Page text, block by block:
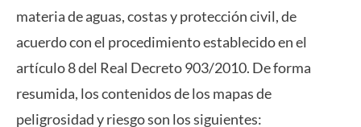
materia de aguas, costas y protección civil, de
acuerdo con el procedimiento establecido en el
artículo 8 del Real Decreto 903/2010. De forma
resumida, los contenidos de los mapas de
peligrosidad y riesgo son los siguientes: